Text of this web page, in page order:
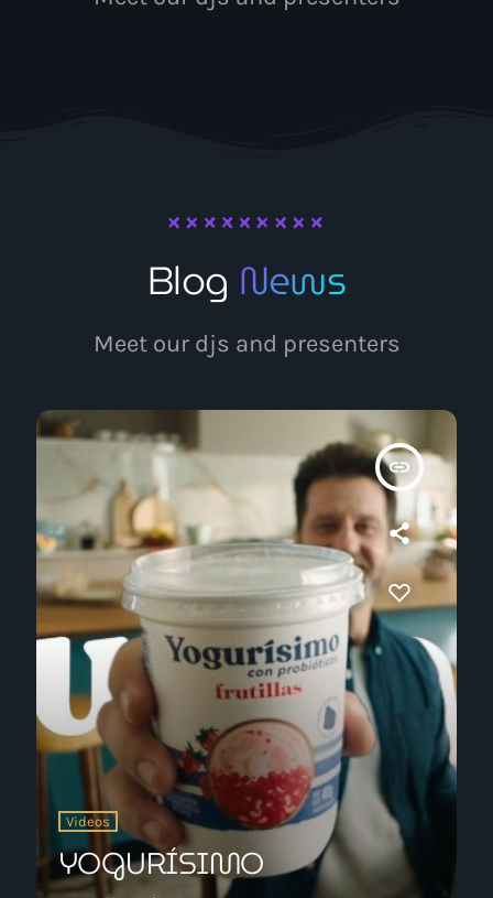
Blog News
Meet our djs and presenters
insert_link
Videos
YOGURÍSIMO